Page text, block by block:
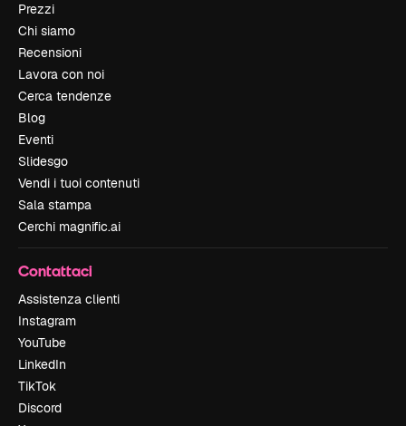
Prezzi
Chi siamo
Recensioni
Lavora con noi
Cerca tendenze
Blog
Eventi
Slidesgo
Vendi i tuoi contenuti
Sala stampa
Cerchi magnific.ai
Contattaci
Assistenza clienti
Instagram
YouTube
LinkedIn
TikTok
Discord